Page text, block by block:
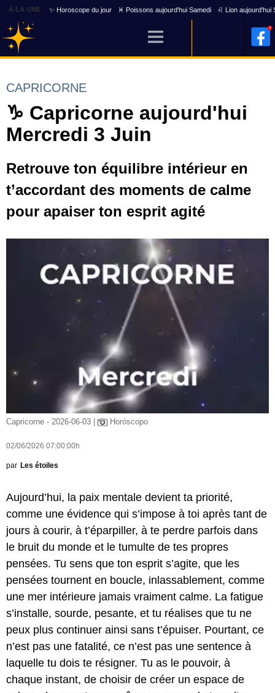
À LA UNE ✨ Horoscope du jour ♓ Poissons aujourd'hui Samedi ♌ Lion aujourd'hui
CAPRICORNE
♑ Capricorne aujourd'hui
Mercredi 3 Juin
Retrouve ton équilibre intérieur en
t’accordant des moments de calme
pour apaiser ton esprit agité
Capricorne - 2026-06-03 | Horóscopo
02/06/2026 07:00:00h
par Les étoiles
Aujourd’hui, la paix mentale devient ta priorité,
comme une évidence qui s’impose à toi après tant de
jours à courir, à t’éparpiller, à te perdre parfois dans
le bruit du monde et le tumulte de tes propres
pensées. Tu sens que ton esprit s’agite, que les
pensées tournent en boucle, inlassablement, comme
une mer intérieure jamais vraiment calme. La fatigue
s’installe, sourde, pesante, et tu réalises que tu ne
peux plus continuer ainsi sans t’épuiser. Pourtant, ce
n’est pas une fatalité, ce n’est pas une sentence à
laquelle tu dois te résigner. Tu as le pouvoir, à
chaque instant, de choisir de créer un espace de